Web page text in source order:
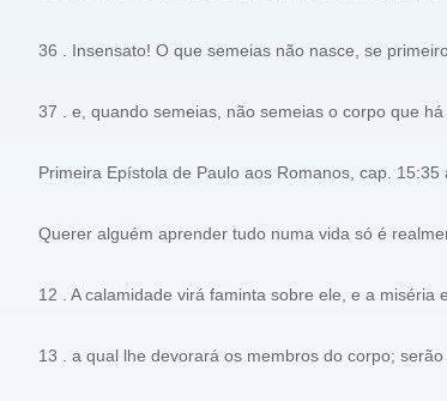
36 . Insensato! O que semeias não nasce, se
37 . e, quando semeias, não semeias o corpo que
Primeira Epístola de Paulo aos Romanos, cap. 15:35
Querer alguém aprender tudo numa vida só é
12 . A calamidade virá faminta sobre ele, e a miséria
13 . a qual lhe devorará os membros do corpo;